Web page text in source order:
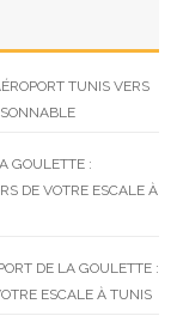
TUNIS VERS
GOULETTE :
DE VOTRE ESCALE À
DE LA GOULETTE :
ESCALE À TUNIS